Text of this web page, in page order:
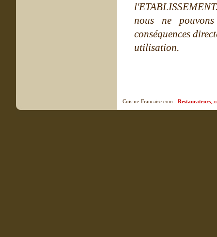
nous ne
conséquences
utilisation.
Cuisine-Francaise.com - Restaurateurs ,